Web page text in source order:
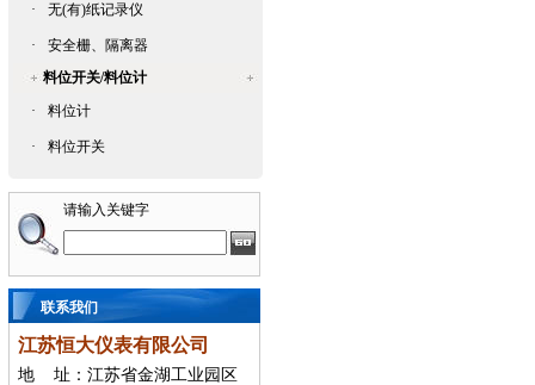
· 无(有)纸记录仪
·
安全栅、隔离器
料位开关/料位计
·
料位计
· 料位开关
请输入关键字
联系我们
江苏恒大仪表有限公司
地
址：江苏省金湖工业园区